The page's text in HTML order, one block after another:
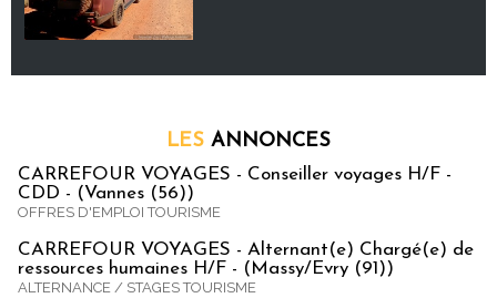
LES ANNONCES
CARREFOUR VOYAGES - Conseiller voyages H/F -
CDD - (Vannes (56))
OFFRES D'EMPLOI TOURISME
CARREFOUR VOYAGES - Alternant(e) Chargé(e) de
ressources humaines H/F - (Massy/Evry (91))
ALTERNANCE / STAGES TOURISME